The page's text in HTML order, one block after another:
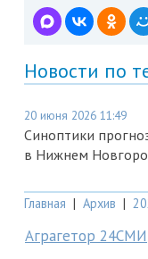
Новости по
20 июня 2026 11:49
Синоптики
в Нижнем
Главная | Архив |
Аграгетор 24СМИ